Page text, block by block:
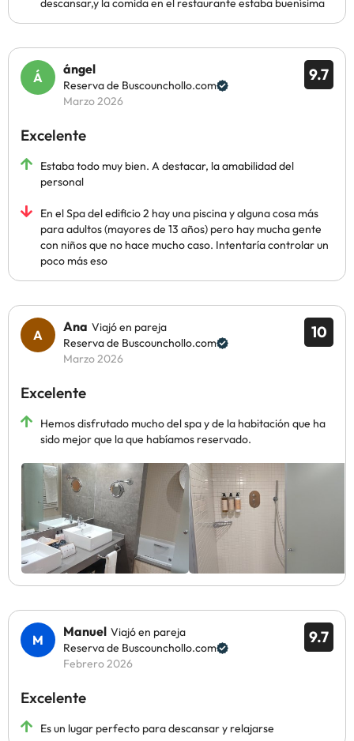
descansar,y la comida en el restaurante estaba buenísima
9.7
ángel
Reserva de Buscounchollo.com
Marzo 2026
Excelente
Estaba todo muy bien. A destacar, la amabilidad del
personal
En el Spa del edificio 2 hay una piscina y alguna cosa más
para adultos (mayores de 13 años) pero hay mucha gente
con niños que no hace mucho caso. Intentaría controlar un
poco más eso
10
Ana Viajó en pareja
Reserva de Buscounchollo.com
Marzo 2026
Excelente
Hemos disfrutado mucho del spa y de la habitación que ha
sido mejor que la que habíamos reservado.
9.7
Manuel Viajó en pareja
Reserva de Buscounchollo.com
Febrero 2026
Excelente
Es un lugar perfecto para descansar y relajarse